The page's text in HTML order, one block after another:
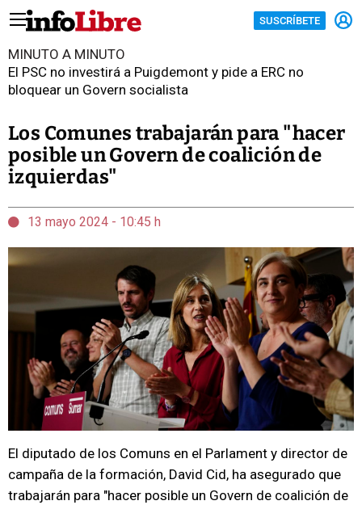
SUSCRÍBETE
MINUTO A MINUTO
El PSC no investirá a Puigdemont y pide a ERC no
bloquear un Govern socialista
Los Comunes trabajarán para "hacer
posible un Govern de coalición de
izquierdas"
13 mayo 2024 - 10:45 h
El diputado de los Comuns en el Parlament y director de
campaña de la formación, David Cid, ha asegurado que
trabajarán para "hacer posible un Govern de coalición de